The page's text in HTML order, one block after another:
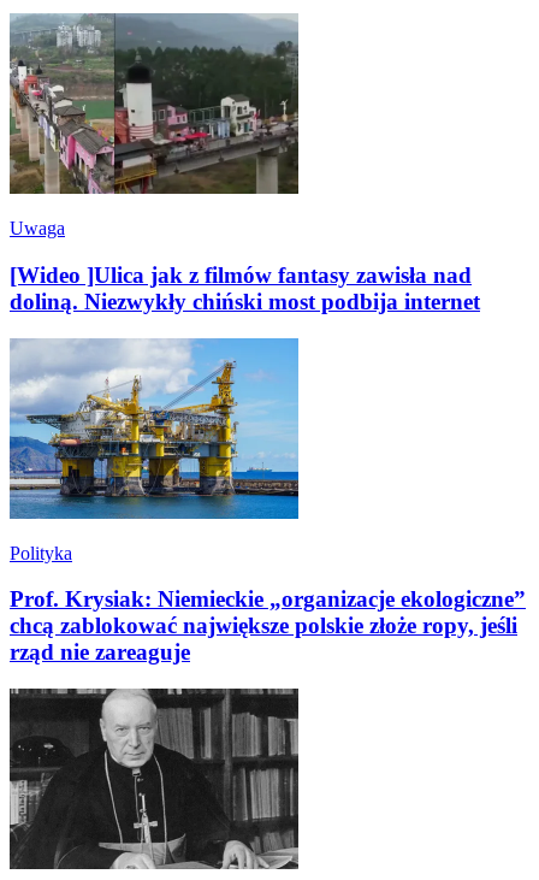
Uwaga
[Wideo ]Ulica jak z filmów fantasy zawisła nad
doliną. Niezwykły chiński most podbija internet
Polityka
Prof. Krysiak: Niemieckie „organizacje ekologiczne”
chcą zablokować największe polskie złoże ropy, jeśli
rząd nie zareaguje